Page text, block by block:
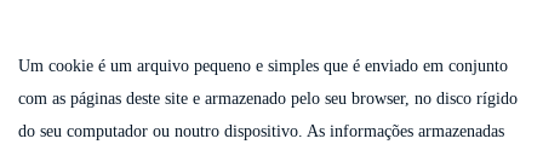
Um cookie é um arquivo pequeno e simples que é enviado em conjunto
com as páginas deste site e armazenado pelo seu browser, no disco rígido
do seu computador ou noutro dispositivo. As informações armazenadas